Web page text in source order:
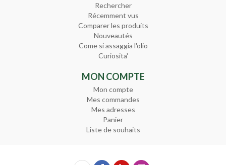
Rechercher
Récemment vus
Comparer les produits
Nouveautés
Come si assaggia l'olio
Curiosita'
MON COMPTE
Mon compte
Mes commandes
Mes adresses
Panier
Liste de souhaits